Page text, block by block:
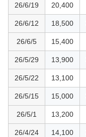
26/6/19 20,400
26/6/12 18,500
26/6/5 15,400
26/5/29 13,900
26/5/22 13,100
26/5/15 15,000
26/5/1 13,200
26/4/24 14,100